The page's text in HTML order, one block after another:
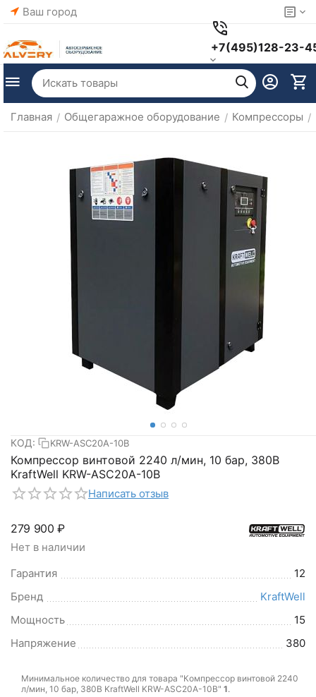
Ваш город
+7(495)128-23-
Главная / Общегаражное оборудование / Компрессоры /
КОД: KRW-ASC20A-10B
Компрессор винтовой 2240 л/мин, 10 бар, 380В
KraftWell KRW-ASC20A-10B
Написать отзыв
279 900 ₽
Нет в наличии
Гарантия
12
Бренд
KraftWell
Мощность
15
Напряжение
380
Минимальное количество для товара "Компрессор винтовой 2240
л/мин, 10 бар, 380В KraftWell KRW-ASC20A-10B" 1.